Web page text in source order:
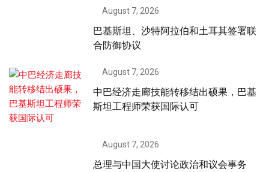
August 7, 2026
巴基斯坦、沙特阿拉伯和土耳其签署联
合防御协议
August 7, 2026
中巴经济走廊技能转移结出硕果，巴基
斯坦工程师荣获国际认可
August 7, 2026
总理与中国大使讨论政治和议会事务